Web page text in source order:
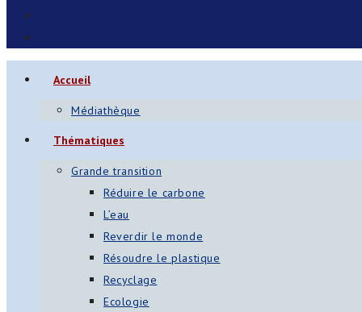
Accueil
Médiathèque
Thématiques
Grande transition
Réduire le carbone
L’eau
Reverdir le monde
Résoudre le plastique
Recyclage
Ecologie